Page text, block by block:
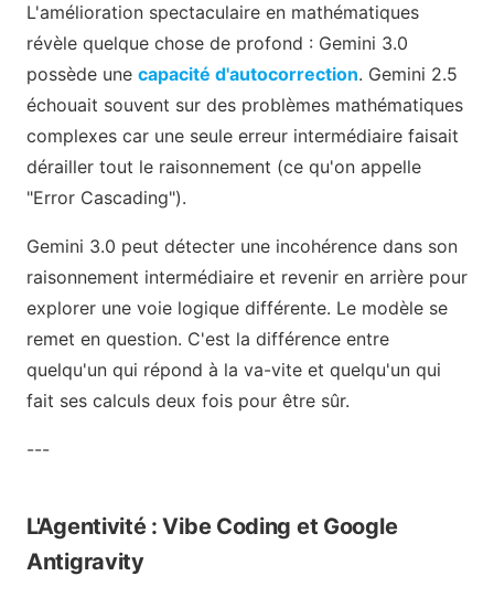
L'amélioration spectaculaire en mathématiques
révèle quelque chose de profond : Gemini 3.0
possède une capacité d'autocorrection. Gemini 2.5
échouait souvent sur des problèmes mathématiques
complexes car une seule erreur intermédiaire faisait
dérailler tout le raisonnement (ce qu'on appelle
"Error Cascading").
Gemini 3.0 peut détecter une incohérence dans son
raisonnement intermédiaire et revenir en arrière pour
explorer une voie logique différente. Le modèle se
remet en question. C'est la différence entre
quelqu'un qui répond à la va-vite et quelqu'un qui
fait ses calculs deux fois pour être sûr.
---
L'Agentivité : Vibe Coding et Google
Antigravity